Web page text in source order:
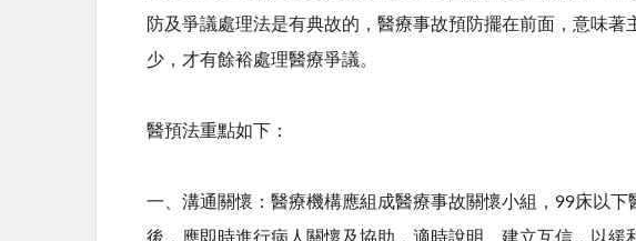
防及爭議處理法是有典故的，醫療事故預防擺在前面，意味
少，才有餘裕處理醫療爭議。
醫預法重點如下：
一、溝通關懷：醫療機構應組成醫療事故關懷小組， 99床以下